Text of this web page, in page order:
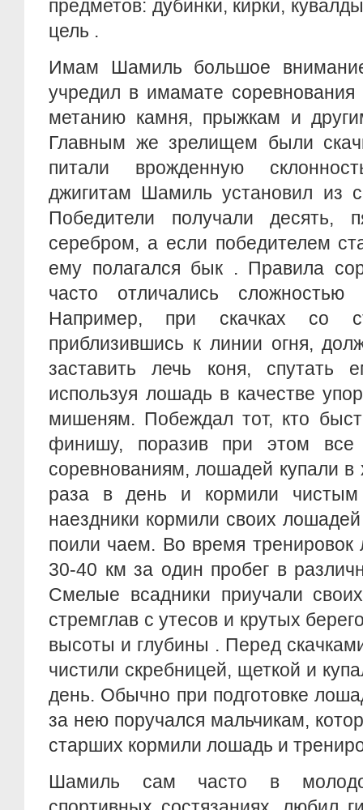
предметов: дубинки, кирки,
цель .
Имам Шамиль большое
учредил в имамате соревнования
метанию камня, прыжкам и
Главным же зрелищем были
питали врожденную
джигитам Шамиль установил из
Победители получали десять,
серебром, а если победителем
ему полагался бык . Правила
часто отличались сложностью
Например, при скачках со
приблизившись к линии огня,
заставить лечь коня,
используя лошадь в качестве
мишеням. Побеждал тот, кто
финишу, поразив при этом
соревнованиям, лошадей купали
раза в день и кормили чистым
наездники кормили своих
поили чаем. Во время тренировок
30-40 км за один пробег в
Смелые всадники приучали
стремглав с утесов и крутых
высоты и глубины . Перед
чистили скребницей, щеткой и
день. Обычно при подготовке
за нею поручался мальчикам,
старших кормили лошадь и
Шамиль сам часто в